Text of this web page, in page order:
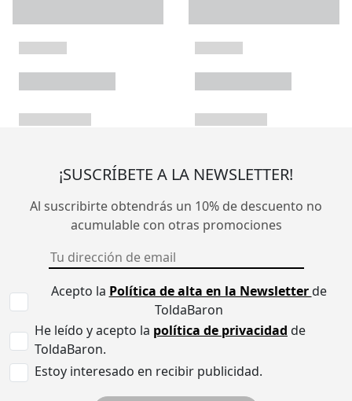
¡SUSCRÍBETE A LA NEWSLETTER!
Al suscribirte obtendrás un 10% de descuento no
acumulable con otras promociones
Acepto la Política de alta en la Newsletterde
ToldaBaron
He leído y acepto la política de privacidad de
ToldaBaron.
Estoy interesado en recibir publicidad.